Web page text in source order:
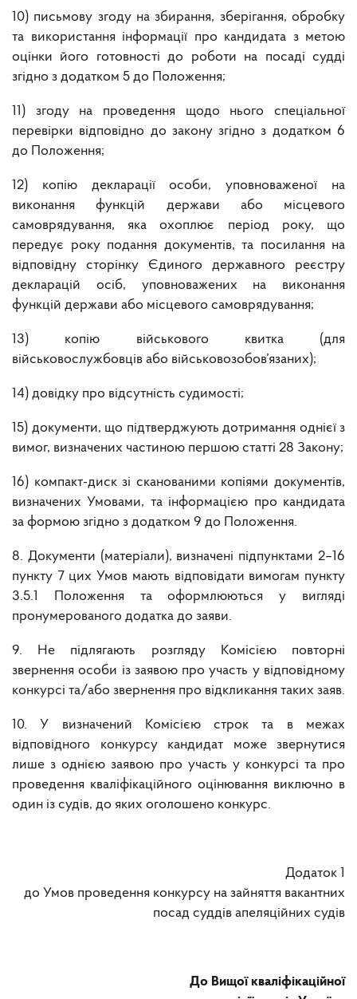
10) письмову згоду на збирання, зберігання, обробку
та використання інформації про кандидата з метою
оцінки його готовності до роботи на посаді судді
згідно з додатком 5 до Положення;
11) згоду на проведення щодо нього спеціальної
перевірки відповідно до закону згідно з додатком 6
до Положення;
12) копію декларації особи, уповноваженої на
виконання функцій держави або місцевого
самоврядування, яка охоплює період року, що
передує року подання документів, та посилання на
відповідну сторінку Єдиного державного реєстру
декларацій осіб, уповноважених на виконання
функцій держави або місцевого самоврядування;
13) копію військового квитка (для
військовослужбовців або військовозобов’язаних);
14) довідку про відсутність судимості;
15) документи, що підтверджують дотримання однієї з
вимог, визначених частиною першою статті 28 Закону;
16) компакт-диск зі сканованими копіями документів,
визначених Умовами, та інформацією про кандидата
за формою згідно з додатком 9 до Положення.
8. Документи (матеріали), визначені підпунктами 2–16
пункту 7 цих Умов мають відповідати вимогам пункту
3.5.1 Положення та оформлюються у вигляді
пронумерованого додатка до заяви.
9. Не підлягають розгляду Комісією повторні
звернення особи із заявою про участь у відповідному
конкурсі та/або звернення про відкликання таких заяв.
10. У визначений Комісією строк та в межах
відповідного конкурсу кандидат може звернутися
лише з однією заявою про участь у конкурсі та про
проведення кваліфікаційного оцінювання виключно в
один із судів, до яких оголошено конкурс.
Додаток 1
до Умов проведення конкурсу на зайняття вакантних
посад суддів апеляційних судів
До Вищої кваліфікаційної